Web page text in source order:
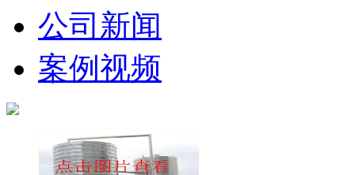
公司新闻
案例视频